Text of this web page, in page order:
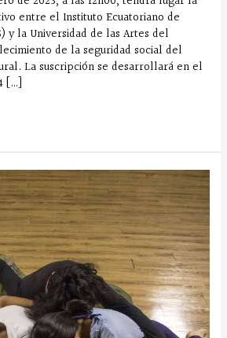
entre el Instituto Ecuatoriano de
y la Universidad de las Artes del
de la seguridad social del
La suscripción se desarrollará en el
[…]